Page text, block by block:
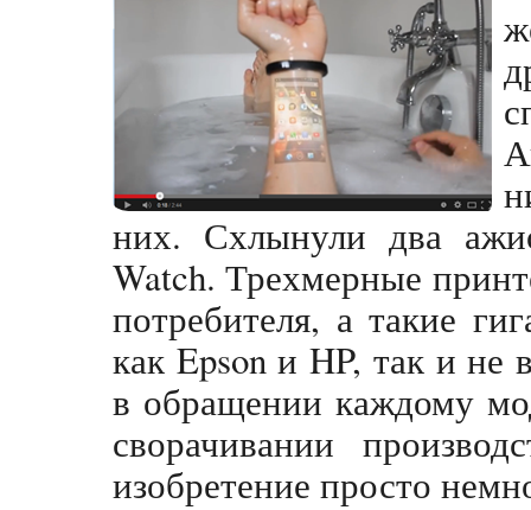
них. Схлынули два
Watch. Трехмерные
потребителя, а такие
как Epson и HP, так и
в обращении каждому
сворачивании
изобретение просто